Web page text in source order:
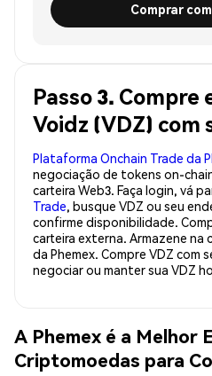
Comprar
Passo 3. Compre
Voidz (VDZ) com
Plataforma Onchain Trade da
negociação de tokens on-
carteira Web3. Faça login, vá
Trade, busque VDZ ou seu
confirme disponibilidade.
carteira externa. Armazene na
da Phemex. Compre VDZ com
negociar ou manter sua VDZ
A Phemex é a Melhor
Criptomoedas para